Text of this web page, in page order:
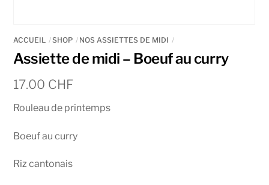
ACCUEIL SHOP NOS ASSIETTES DE MIDI
Assiette de midi – Boeuf au curry
17.00 CHF
Rouleau de printemps
Boeuf au curry
Riz cantonais